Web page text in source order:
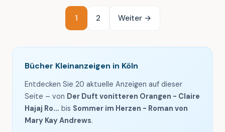
1 2 Weiter →
Bücher Kleinanzeigen in Köln
Entdecken Sie 20 aktuelle Anzeigen auf dieser
Seite – von Der Duft vonitteren Orangen - Claire
Hajaj Ro... bis Sommer im Herzen - Roman von
Mary Kay Andrews.